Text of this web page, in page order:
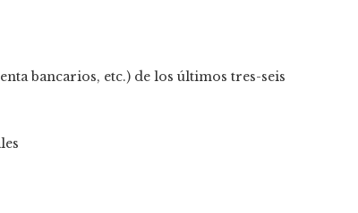
bancarios, etc.) de los últimos tres-seis